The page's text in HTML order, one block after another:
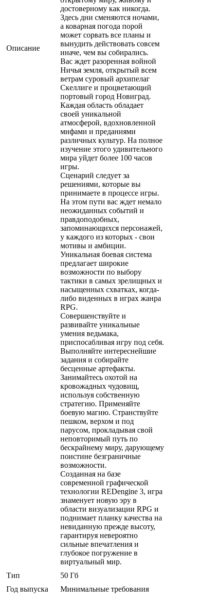
Описание
достоверному как никогда.
Здесь дни сменяются ночами,
а коварная погода порой
может сорвать все планы и
вынудить действовать совсем
иначе, чем вы собирались.
Вас ждет разоренная войной
Ничья земля, открытый всем
ветрам суровый архипелаг
Скеллиге и процветающий
портовый город Новиград.
Каждая область обладает
своей уникальной
атмосферой, вдохновленной
мифами и преданиями
различных культур. На полное
изучение этого удивительного
мира уйдет более 100 часов
игры.
Сценарий следует за
решениями, которые вы
принимаете в процессе игры.
На этом пути вас ждет немало
неожиданных событий и
правдоподобных,
запоминающихся персонажей,
у каждого из которых - свои
мотивы и амбиции.
Уникальная боевая система
предлагает широкие
возможности по выбору
тактики в самых зрелищных и
насыщенных схватках, когда-
либо виденных в играх жанра
RPG.
Совершенствуйте и
развивайте уникальные
умения ведьмака,
приспосабливая игру под себя.
Выполняйте интереснейшие
задания и собирайте
бесценные артефакты.
Занимайтесь охотой на
кровожадных чудовищ,
используя собственную
стратегию. Применяйте
боевую магию. Странствуйте
пешком, верхом и под
парусом, прокладывая свой
неповторимый путь по
бескрайнему миру, дарующему
поистине безграничные
возможности.
Созданная на базе
современной графической
технологии REDengine 3, игра
знаменует новую эру в
области визуализации RPG и
поднимает планку качества на
невиданную прежде высоту,
гарантируя невероятно
сильные впечатления и
глубокое погружение в
виртуальный мир.
Тип
50 Гб
Год выпуска
Минимальные требования